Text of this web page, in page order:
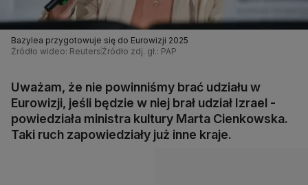
Bazylea przygotowuje się do Eurowizji 2025
Źródło wideo: Reuters Źródło zdj. gł.: PAP
Uważam, że nie powinniśmy brać udziału w
Eurowizji, jeśli będzie w niej brał udział Izrael -
powiedziała ministra kultury Marta Cienkowska.
Taki ruch zapowiedziały już inne kraje.